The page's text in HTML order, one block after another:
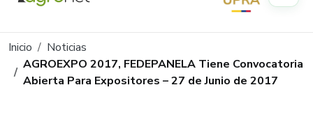
Ruta de navegación
Inicio
Noticias
AGROEXPO 2017, FEDEPANELA Tiene Convocatoria
Abierta Para Expositores – 27 de Junio de 2017